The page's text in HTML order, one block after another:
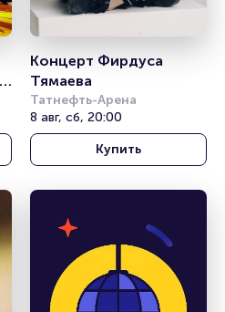
Концерт Фирдуса
Тямаева
Татнефть-Арена
8 авг, сб, 20:00
Купить